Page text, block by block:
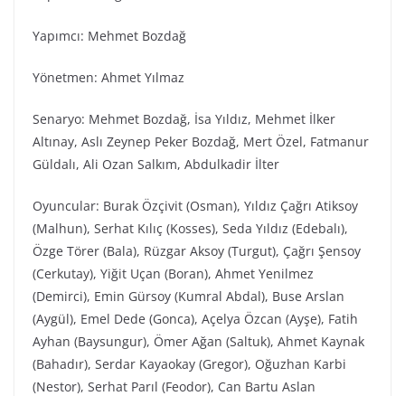
Yapımcı: Mehmet Bozdağ
Yönetmen: Ahmet Yılmaz
Senaryo: Mehmet Bozdağ, İsa Yıldız, Mehmet İlker
Altınay, Aslı Zeynep Peker Bozdağ, Mert Özel, Fatmanur
Güldalı, Ali Ozan Salkım, Abdulkadir İlter
Oyuncular: Burak Özçivit (Osman), Yıldız Çağrı Atiksoy
(Malhun), Serhat Kılıç (Kosses), Seda Yıldız (Edebalı),
Özge Törer (Bala), Rüzgar Aksoy (Turgut), Çağrı Şensoy
(Cerkutay), Yiğit Uçan (Boran), Ahmet Yenilmez
(Demirci), Emin Gürsoy (Kumral Abdal), Buse Arslan
(Aygül), Emel Dede (Gonca), Açelya Özcan (Ayşe), Fatih
Ayhan (Baysungur), Ömer Ağan (Saltuk), Ahmet Kaynak
(Bahadır), Serdar Kayaokay (Gregor), Oğuzhan Karbi
(Nestor), Serhat Parıl (Feodor), Can Bartu Aslan